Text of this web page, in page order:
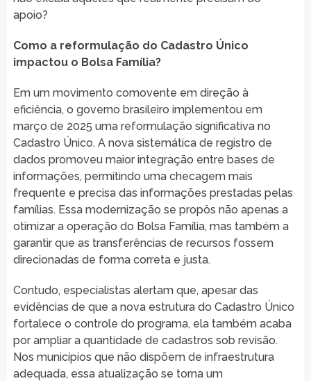
apoio?
Como a reformulação do Cadastro Único
impactou o Bolsa Família?
Em um movimento comovente em direção à
eficiência, o governo brasileiro implementou em
março de 2025 uma reformulação significativa no
Cadastro Único. A nova sistemática de registro de
dados promoveu maior integração entre bases de
informações, permitindo uma checagem mais
frequente e precisa das informações prestadas pelas
famílias. Essa modernização se propôs não apenas a
otimizar a operação do Bolsa Família, mas também a
garantir que as transferências de recursos fossem
direcionadas de forma correta e justa.
Contudo, especialistas alertam que, apesar das
evidências de que a nova estrutura do Cadastro Único
fortalece o controle do programa, ela também acaba
por ampliar a quantidade de cadastros sob revisão.
Nos municípios que não dispõem de infraestrutura
adequada, essa atualização se torna um